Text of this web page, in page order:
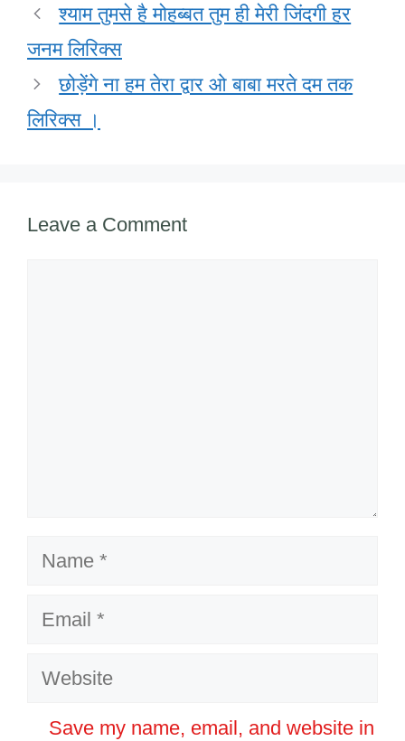
o
o
k
n
p
M
श्याम तुमसे है मोहब्बत तुम ही मेरी जिंदगी हर
जनम लिरिक्स
छोड़ेंगे ना हम तेरा द्वार ओ बाबा मरते दम तक
लिरिक्स ।
Leave a Comment
Name
Email
Website
Save my name, email, and website in